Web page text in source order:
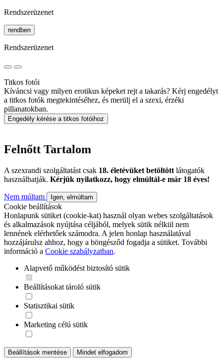
Rendszerüzenet
rendben
Rendszerüzenet
Titkos fotói
Kíváncsi vagy milyen erotikus képeket rejt a takarás? Kérj engedélyt
a titkos fotók megtekintéséhez, és merülj el a szexi, érzéki
pillanatokban.
Engedély kérése a titkos fotóihoz
Felnőtt Tartalom
A szexrandi szolgáltatást csak 18. életévüket betöltött látogatók
használhatják. Kérjük nyilatkozz, hogy elmúltál-e már 18 éves!
Nem múltam Igen, elmúltam
Cookie beállítások
Honlapunk sütiket (cookie-kat) használ olyan webes szolgáltatások
és alkalmazások nyújtása céljából, melyek sütik nélkül nem
lennének elérhetőek számodra. A jelen honlap használatával
hozzájárulsz ahhoz, hogy a böngésződ fogadja a sütiket. További
információ a Cookie szabályzatban.
Alapvető működést biztosító sütik
Beállításokat tároló sütik
Statisztikai sütik
Marketing célú sütik
Beállítások mentése Mindet elfogadom